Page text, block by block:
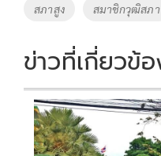
สภาสูง สมาชิกวุฒิสภา
ข่าวที่เกี่ยวข้